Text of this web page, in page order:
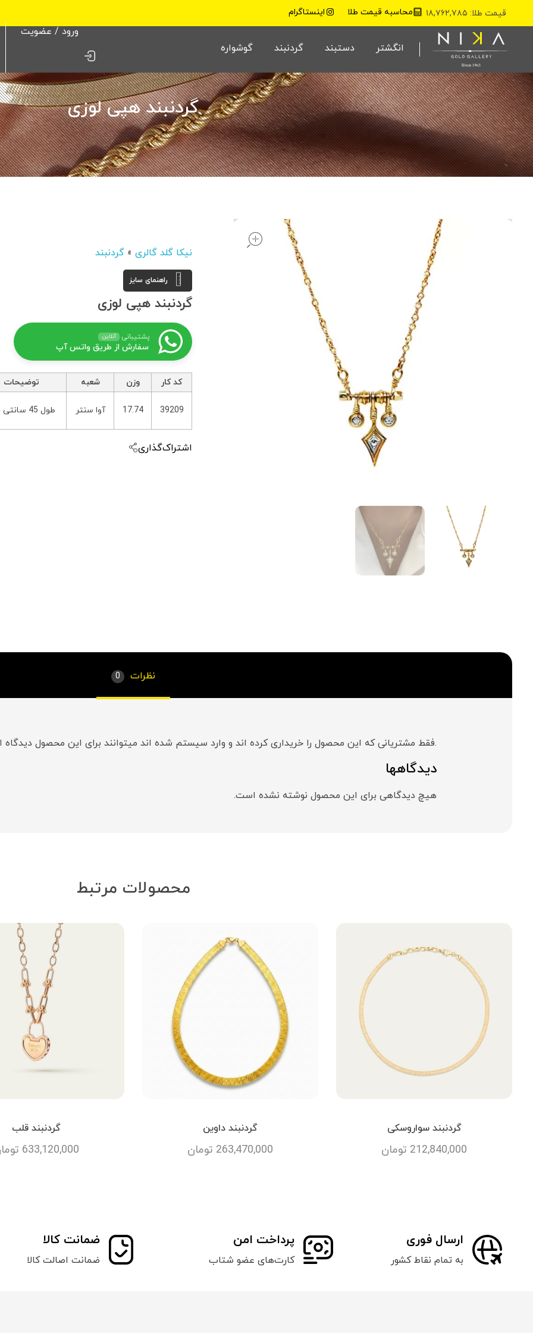
قیمت طلا: ۱۸,۷۶۲,۷۸۵ محاسبه قیمت طلا اینستاگرام
نیکا گلد گالری
انگشتر دستبند گردنبند گوشواره
ورود / عضویت
گردنبند هپی لوزی
open
نیکا گلد گالری» گردنبند
گردنبند هپی لوزی
راهنمای سایز
پشتیبانی آنلاین
سفارش از طریق واتس آپ
کد کار وزن شعبه توضیحات
39209
17.74 آوا سنتر طول 45 سانتی متر
اشتراک‌گذاری
نظرات 0
دیدگاهها
هیچ دیدگاهی برای این محصول نوشته نشده است.
.فقط مشتریانی که این محصول را خریداری کرده اند و وارد سیستم شده اند میتوانند برای این محصول دیدگاه
محصولات مرتبط
گردنبند سواروسکی
212,840,000 تومان
گردنبند داوین
263,470,000 تومان
گردنبند قلب
633,120,000
ارسال فوری
به تمام نقاط کشور
پرداخت امن
کارت‌های عضو شتاب
ضمانت کالا
ضمانت اصالت کالا